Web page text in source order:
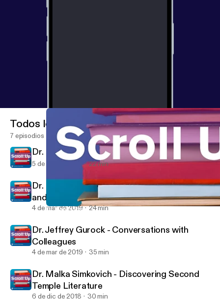
Dr. Daniel Rynhold - Nietzsche, Soloveitchik and Contemporary
Todos los episodios
7 episodios
Dr. Michel Rosenfeld: The Conscience Wars
5 de mar de 2019 22 min
Dr. Daniel Rynhold - Nietzsche, Soloveitchik
and Contemporary Jewish Philosophy
4 de mar de 2019 24 min
Dr. Jeffrey Gurock - Conversations with
Colleagues
4 de mar de 2019 35 min
Dr. Malka Simkovich - Discovering Second
Temple Literature
6 de dic de 2018 30 min